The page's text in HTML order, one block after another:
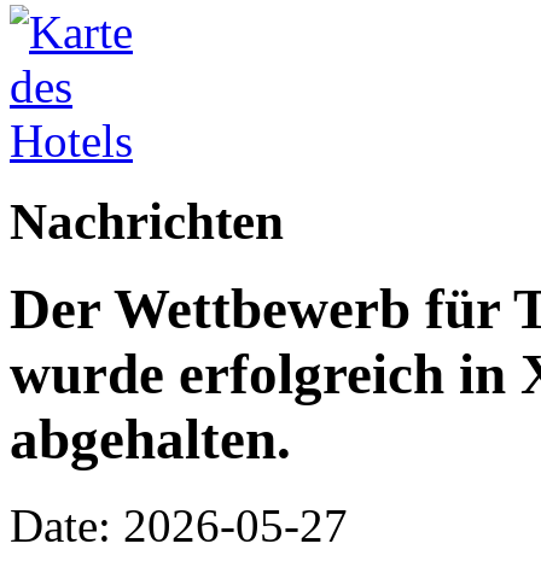
Nachrichten
Der Wettbewerb für
wurde erfolgreich in
abgehalten.
Date: 2026-05-27